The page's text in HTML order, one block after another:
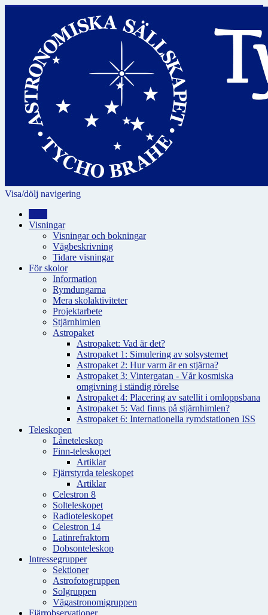
Visa/dölj navigering
Visningar
Visningar och bokningar
Vägbeskrivning
Tidare visningar
För skolor
Information
Rymdungarna
Mera skolaktiviteter
Projektarbete
Stjärnhimlen
Astropaket
Astropaket: Vad är det?
Astropaket 1: Simulering av solsystemet
Astropaket 2: Hur varm är en stjärna?
Astropaket 3: Vintergatan - Vår kosmiska
omgivning i ständig rörelse
Astropaket 4: Placering av satellit i omloppsbana
Astropaket 5: Vad finns på stjärnhimlen?
Astropaket 6: Internationella rymdstationen ISS
Teleskopen
Låneteleskop
Finn-teleskopet
Artiklar
Fjärrstyrda teleskopet
Artiklar
Celestron 8
Solteleskopet
Radioteleskopet
Celestron 14
Latinrefraktorn
Dobsonteleskop
Intressegrupper
Sektioner
Astrofotogruppen
Solgruppen
Vägastronomigruppen
Fjärrobservationer